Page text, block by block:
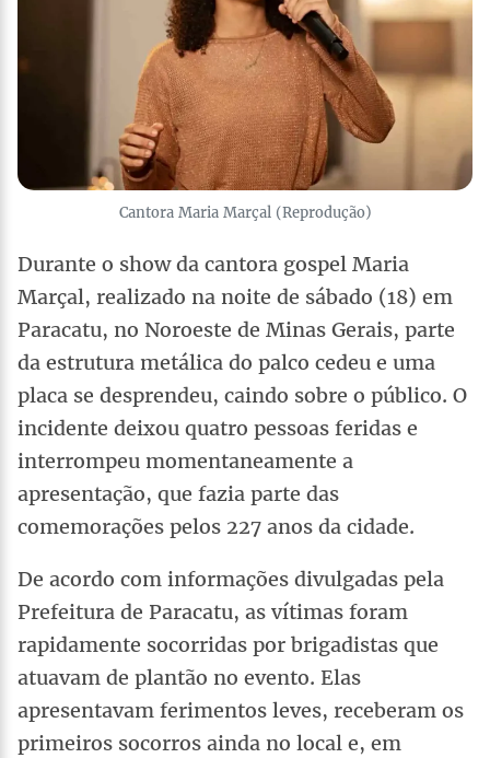
Cantora Maria Marçal (Reprodução)
Durante o show da cantora gospel Maria
Marçal, realizado na noite de sábado (18) em
Paracatu, no Noroeste de Minas Gerais, parte
da estrutura metálica do palco cedeu e uma
placa se desprendeu, caindo sobre o público. O
incidente deixou quatro pessoas feridas e
interrompeu momentaneamente a
apresentação, que fazia parte das
comemorações pelos 227 anos da cidade.
De acordo com informações divulgadas pela
Prefeitura de Paracatu, as vítimas foram
rapidamente socorridas por brigadistas que
atuavam de plantão no evento. Elas
apresentavam ferimentos leves, receberam os
primeiros socorros ainda no local e, em